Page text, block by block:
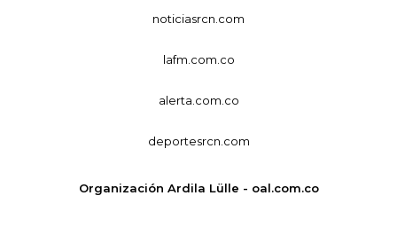
noticiasrcn.com
lafm.com.co
alerta.com.co
deportesrcn.com
Organización Ardila Lülle - oal.com.co